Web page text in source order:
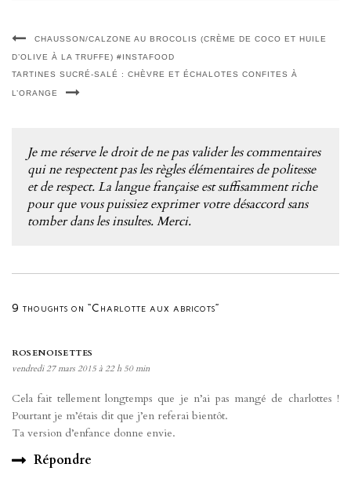
CHAUSSON/CALZONE AU BROCOLIS (CRÈME DE COCO ET HUILE
D’OLIVE À LA TRUFFE) #INSTAFOOD
TARTINES SUCRÉ-SALÉ : CHÈVRE ET ÉCHALOTES CONFITES À
L’ORANGE
Je me réserve le droit de ne pas valider les commentaires
qui ne respectent pas les règles élémentaires de politesse
et de respect. La langue française est suffisamment riche
pour que vous puissiez exprimer votre désaccord sans
tomber dans les insultes. Merci.
9 thoughts on “Charlotte aux abricots”
ROSENOISETTES
vendredi 27 mars 2015 à 22 h 50 min
Cela fait tellement longtemps que je n’ai pas mangé de charlottes !
Pourtant je m’étais dit que j’en referai bientôt.
Ta version d’enfance donne envie.
Répondre